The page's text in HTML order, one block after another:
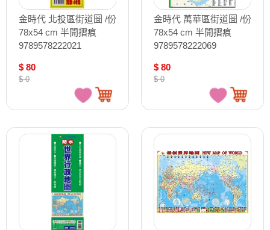
金時代 北投區街道圖 /份
78x54 cm 半開摺痕
9789578222021
$ 80
$ 0
金時代 萬華區街道圖 /份
78x54 cm 半開摺痕
9789578222069
$ 80
$ 0